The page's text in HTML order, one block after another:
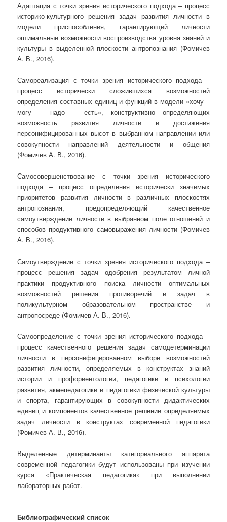
Адаптация с точки зрения исторического подхода – процесс
историко-культурного решения задач развития личности в
модели приспособления, гарантирующий личности
оптимальные возможности воспроизводства уровня знаний и
культуры в выделенной плоскости антропознания (Фомичев
А. В., 2016).
Самореализация с точки зрения исторического подхода –
процесс исторически сложившихся возможностей
определения составных единиц и функций в модели «хочу –
могу – надо – есть», конструктивно определяющих
возможность развития личности и достижения
персонифицированных высот в выбранном направлении или
совокупности направлений деятельности и общения
(Фомичев А. В., 2016).
Самосовершенствование с точки зрения исторического
подхода – процесс определения исторически значимых
приоритетов развития личности в различных плоскостях
антропознания, предопределяющий качественное
самоутверждение личности в выбранном поле отношений и
способов продуктивного самовыражения личности (Фомичев
А. В., 2016).
Самоутверждение с точки зрения исторического подхода –
процесс решения задач одобрения результатом личной
практики продуктивного поиска личности оптимальных
возможностей решения противоречий и задач в
поликультурном образовательном пространстве и
антропосреде (Фомичев А. В., 2016).
Самоопределение с точки зрения исторического подхода –
процесс качественного решения задач самодетерминации
личности в персонифицированном выборе возможностей
развития личности, определяемых в конструктах знаний
истории и профориентологии, педагогики и психологии
развития, акмепедагогики и педагогики физической культуры
и спорта, гарантирующих в совокупности дидактических
единиц и компонентов качественное решение определяемых
задач личности в конструктах современной педагогики
(Фомичев А. В., 2016).
Выделенные детерминанты категориального аппарата
современной педагогики будут использованы при изучении
курса «Практическая педагогика» при выполнении
лабораторных работ.
Библиографический список